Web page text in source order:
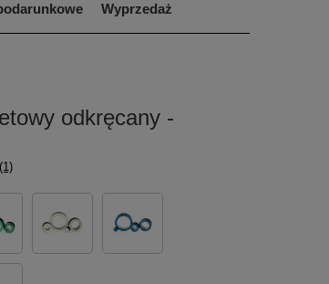
Wyprzedaż
odkręcany -